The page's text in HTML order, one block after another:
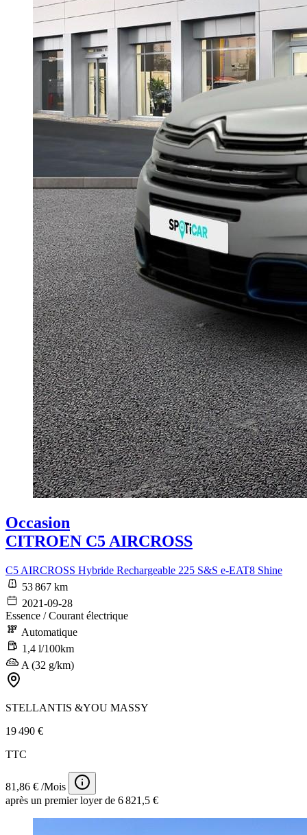
Occasion
CITROEN C5 AIRCROSS
C5 AIRCROSS Hybride Rechargeable 225 S&S e-EAT8 Shine
53 867 km
2021-09-28
Essence / Courant électrique
Automatique
1,4 l/100km
A (32 g/km)
STELLANTIS &YOU MASSY
19 490 €
TTC
81,86 € /Mois
après un premier loyer de 6 821,5 €